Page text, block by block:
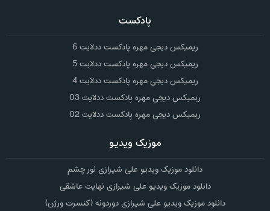
پادکست
ریمیکس دیجی مهره پادکست ددلایت 6
ریمیکس دیجی مهره پادکست ددلایت 5
ریمیکس دیجی مهره پادکست ددلایت 4
ریمیکس دیجی مهره پادکست ددلایت 03
ریمیکس دیجی مهره پادکست ددلایت 02
موزیک ویدیو
دانلود موزیک ویدیو علی شیرازی نور چشم
دانلود موزیک ویدیو علی شیرازی نهایت عاشقی
دانلود موزیک ویدیو علی شیرازی دوردونه (کنسرت ورژن)